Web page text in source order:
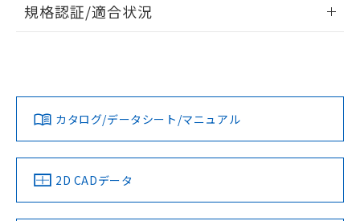
ログイン/会員登録
ダウンロードデータをご利用いただく前に、以下を必ずお読
みください。
ソフトウェアの使用条件
EU RoHS 注意事項・凡例
対応済み
中国 RoHS 注意事項・凡例
規格認証/適合状況
カタログ/データシート/マニュアル
2D CADデータ
欄に対応日を記載しておりました。
既に当社にて対応品への在庫切替を完了